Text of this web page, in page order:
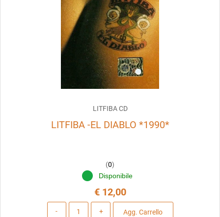
LITFIBA CD
LITFIBA -EL DIABLO *1990*
(0)
Disponibile
€ 12,00
Agg. Carrello